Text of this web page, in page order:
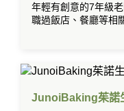
年輕有創意的7年級
職過飯店、餐廳等相
JunoiBaking茱諾